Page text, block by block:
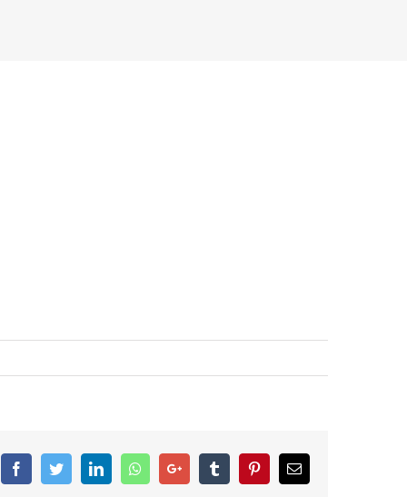
FacebookTwitterLinkedInWhatsappGoogle+ Tumblr PinterestEmail